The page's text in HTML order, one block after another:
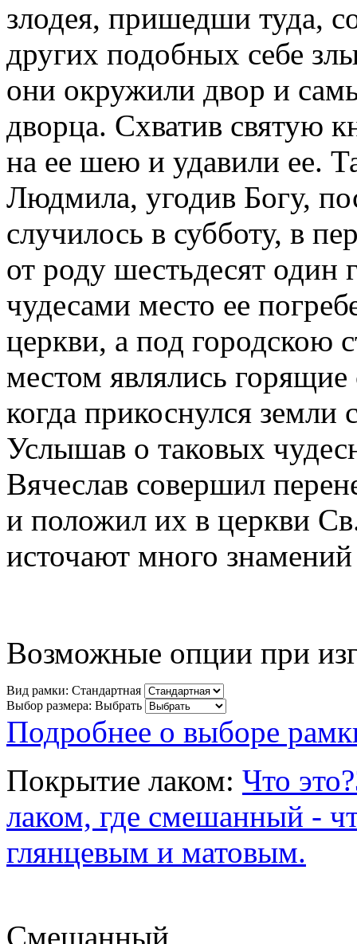
злодея, пришедши туда,
других подобных себе
они окружили двор и
дворца. Схватив святую
на ее шею и удавили ее.
Людмила, угодив Богу,
случилось в субботу, в
от роду шестьдесят один
чудесами место ее
церкви, а под городскою
местом являлись
когда прикоснулся
Услышав о таковых
Вячеслав совершил
и положил их в церкви
источают много
Возможные опции при
Вид рамки: Стандартная
Выбор размера: Выбрать
Подробнее о выборе
Покрытие лаком: Что это?
лаком, где смешанный -
глянцевым и матовым.
Смешанный